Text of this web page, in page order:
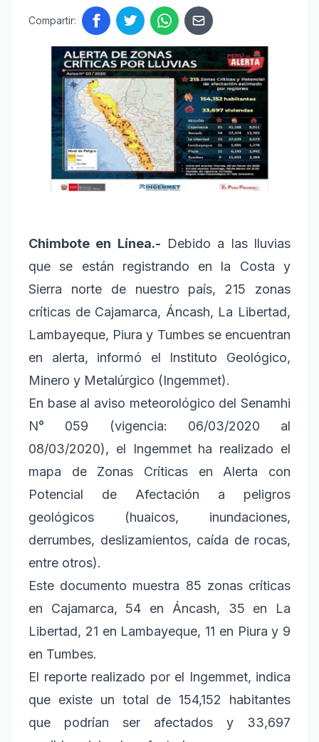
Compartir:
Chimbote en Línea.- Debido a las lluvias
que se están registrando en la Costa y
Sierra norte de nuestro país, 215 zonas
críticas de Cajamarca, Áncash, La Libertad,
Lambayeque, Piura y Tumbes se encuentran
en alerta, informó el Instituto Geológico,
Minero y Metalúrgico (Ingemmet).
En base al aviso meteorológico del Senamhi
N° 059 (vigencia: 06/03/2020 al
08/03/2020), el Ingemmet ha realizado el
mapa de Zonas Críticas en Alerta con
Potencial de Afectación a peligros
geológicos (huaicos, inundaciones,
derrumbes, deslizamientos, caída de rocas,
entre otros).
Este documento muestra 85 zonas críticas
en Cajamarca, 54 en Áncash, 35 en La
Libertad, 21 en Lambayeque, 11 en Piura y 9
en Tumbes.
El reporte realizado por el Ingemmet, indica
que existe un total de 154,152 habitantes
que podrían ser afectados y 33,697